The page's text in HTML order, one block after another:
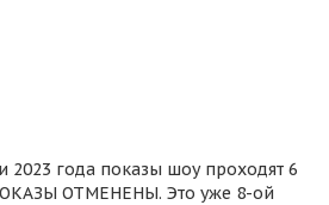
2023 года показы шоу проходят 6
ОТМЕНЕНЫ. Это уже 8-ой